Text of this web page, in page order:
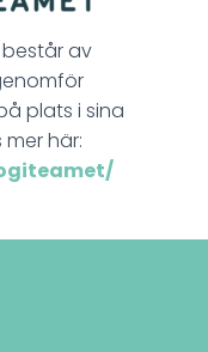
består av
plats i sina
här: